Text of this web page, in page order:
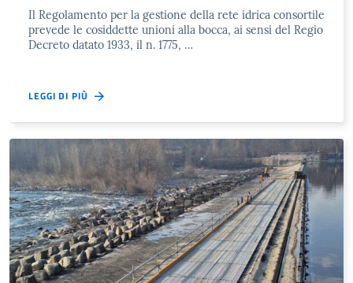
Il Regolamento per la gestione della rete idrica consortile
prevede le cosiddette unioni alla bocca, ai sensi del Regio
Decreto datato 1933, il n. 1775, …
LEGGI DI PIÙ